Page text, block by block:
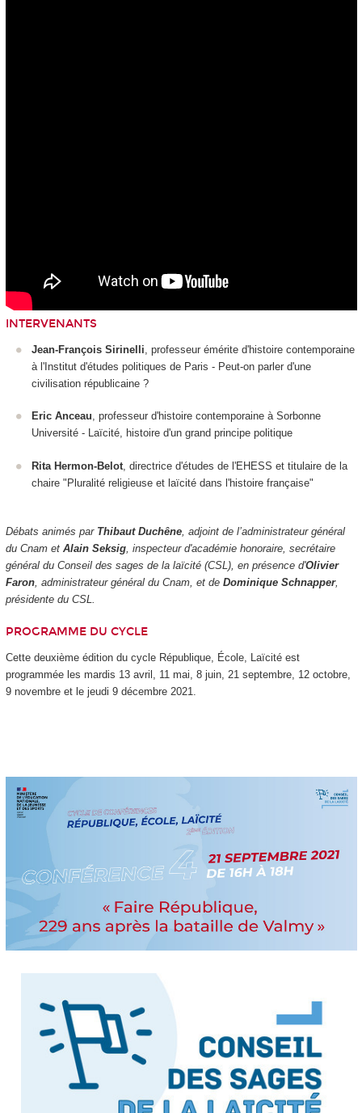
INTERVENANTS
Jean-François Sirinelli , professeur émérite d'histoire contemporaine
à l'Institut d'études politiques de Paris - Peut-on parler d'une
civilisation républicaine ?
Eric Anceau, professeur d'histoire contemporaine à Sorbonne
Université - Laïcité, histoire d'un grand principe politique
Rita Hermon-Belot , directrice d'études de l'EHESS et titulaire de la
chaire "Pluralité religieuse et laïcité dans l'histoire française"
Débats animés par Thibaut Duchêne, adjoint de l’administrateur général
du Cnam et Alain Seksig, inspecteur d'académie honoraire, secrétaire
général du Conseil des sages de la laïcité (CSL), en présence d'Olivier
Faron, administrateur général du Cnam, et de Dominique Schnapper,
présidente du CSL.
PROGRAMME DU CYCLE
Cette deuxième édition du cycle République, École, Laïcité est
programmée les mardis 13 avril, 11 mai, 8 juin, 21 septembre, 12 octobre,
9 novembre et le jeudi 9 décembre 2021.